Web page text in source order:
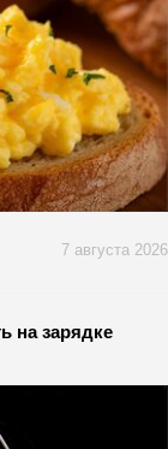
7 августа 2026
на зарядке